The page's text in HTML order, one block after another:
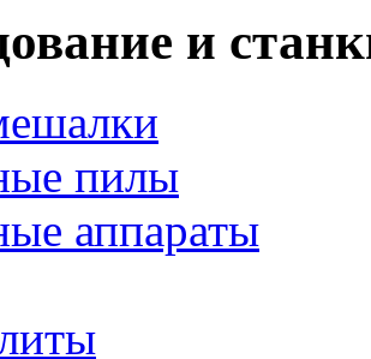
и
пилы
аппараты